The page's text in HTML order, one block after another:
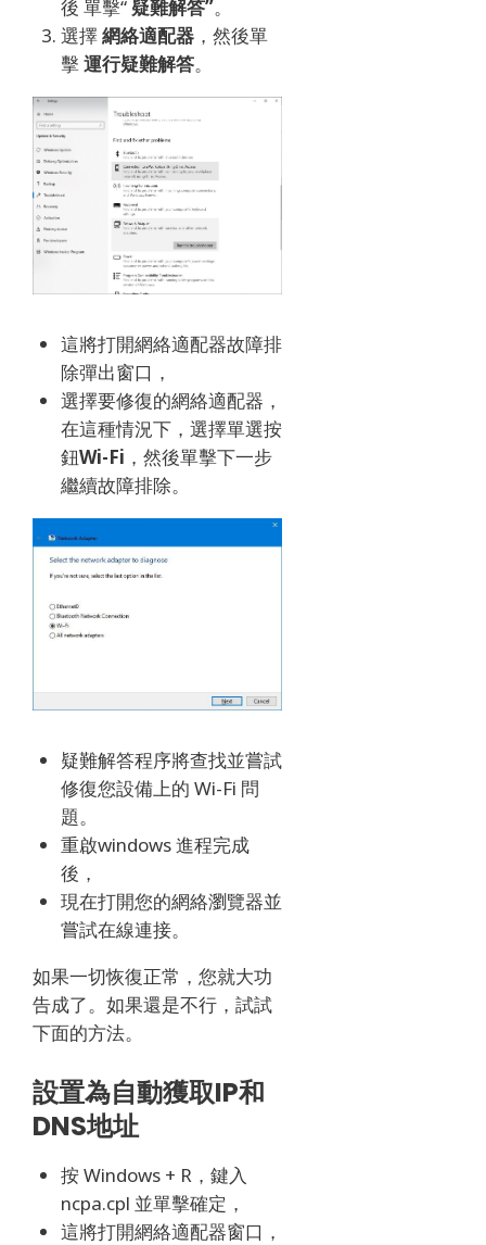
後 單擊“ 疑難解答”。
選擇網絡適配器 ，然後單
擊運行疑難解答。
這將打開網絡適配器故障排
除彈出窗口，
選擇要修復的網絡適配器，
在這種情況下，選擇單選按
鈕Wi-Fi ，然後單擊下一步
繼續故障排除。
疑難解答程序將查找並嘗試
修復您設備上的 Wi-Fi 問
題。
重啟windows 進程完成
後，
現在打開您的網絡瀏覽器並
嘗試在線連接。
如果一切恢復正常，您就大功
告成了。 如果還是不行，試試
下面的方法。
設置為自動獲取IP和
DNS地址
按 Windows + R，鍵入
ncpa.cpl 並單擊確定，
這將打開網絡適配器窗口，